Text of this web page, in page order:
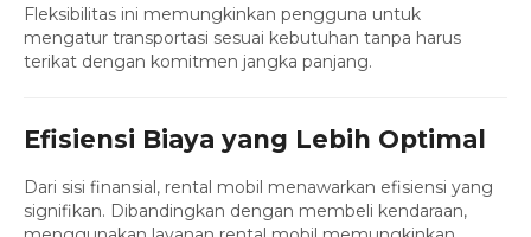
Fleksibilitas ini memungkinkan pengguna untuk
mengatur transportasi sesuai kebutuhan tanpa harus
terikat dengan komitmen jangka panjang.
Efisiensi Biaya yang Lebih Optimal
Dari sisi finansial, rental mobil menawarkan efisiensi yang
signifikan. Dibandingkan dengan membeli kendaraan,